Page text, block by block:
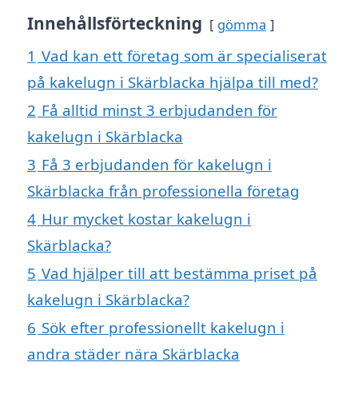
Innehållsförteckning gömma
1 Vad kan ett företag som är specialiserat
på kakelugn i Skärblacka hjälpa till med?
2 Få alltid minst 3 erbjudanden för
kakelugn i Skärblacka
3 Få 3 erbjudanden för kakelugn i
Skärblacka från professionella företag
4 Hur mycket kostar kakelugn i
Skärblacka?
5 Vad hjälper till att bestämma priset på
kakelugn i Skärblacka?
6 Sök efter professionellt kakelugn i
andra städer nära Skärblacka